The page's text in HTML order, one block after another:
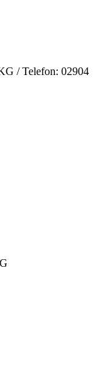
/ Telefon: 02904